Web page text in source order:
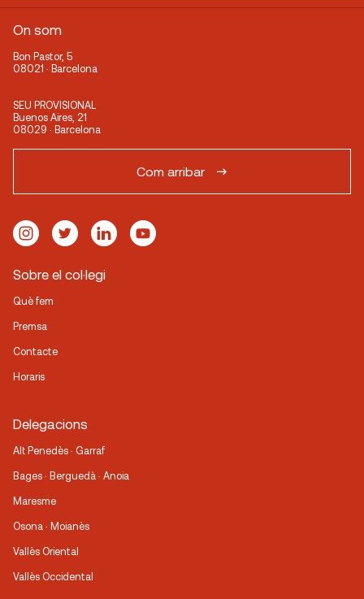
On som
Bon Pastor, 5
08021 · Barcelona
SEU PROVISIONAL
Buenos Aires, 21
08029 · Barcelona
Com arribar
Sobre el col·legi
Què fem
Premsa
Contacte
Horaris
Delegacions
Alt Penedès · Garraf
Bages · Berguedà · Anoia
Maresme
Osona · Moianès
Vallès Oriental
Vallès Occidental